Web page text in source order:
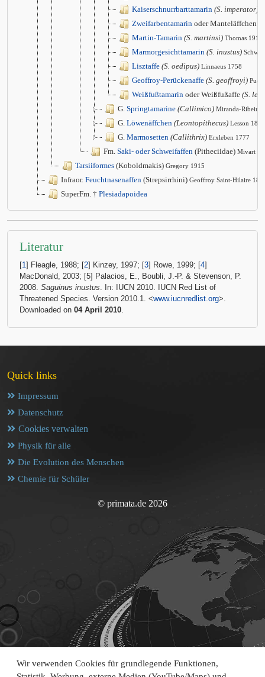
Wir verwenden Cookies für grundlegende Funktionen,
Kaiserschnurrbarttamarin (S. imperator)
Zweifarbentamarin oder Manteläffchen
Martin-Tamarin (S. martinsi) Thomas 1912
Marmorgesichttamarin (S. inustus)
Lisztaffe (S. oedipus) Linnaeus 1758
Geoffroy-Perückenaffe (S. geoffroyi)
Weißfußtamarin oder Weißfußaffe (S.
G. Springtamarine (Callimico) Miranda-Ribeiro
G. Löwenäffchen (Leontopithecus) Lesson 1840
G. Marmosetten (Callithrix) Erxleben 1777
Fm. Saki- oder Schweifaffen (Pitheciidae) Mivart
Tarsiiformes (Koboldmakis) Gregory 1915
Infraor. Feuchtnasenaffen (Strepsirrhini) Geoffroy Saint-Hilaire
SuperFm. † Plesiadapoidea
Literatur
[1] Fleagle, 1988; [2] Kinzey, 1997; [3] Rowe, 1999; [4]
MacDonald, 2003; [5] Palacios, E., Boubli, J.-P. & Stevenson, P.
2008. Saguinus inustus. In: IUCN 2010. IUCN Red List of
Threatened Species. Version 2010.1. <www.iucnredlist.org>.
Downloaded on 04 April 2010.
Quick links
Impressum
Datenschutz
Cookies verwalten
Physik für alle
Die Evolution des Menschen
Chemie für Schüler
© primata.de 2026